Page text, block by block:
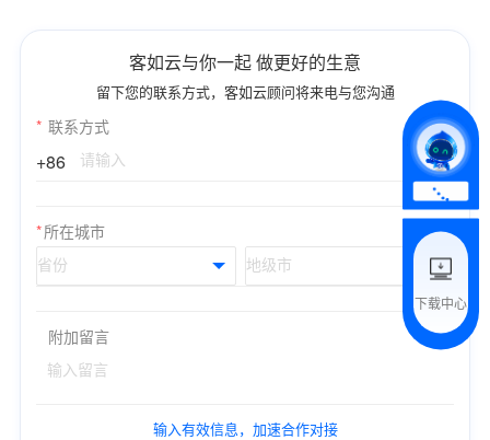
客如云与你一起 做更好的生意
留下您的联系方式，客如云顾问将来电与您沟通
* 联系方式
+86
*所在城市
附加留言
输入有效信息，加速合作对接
下载中心
附加留言